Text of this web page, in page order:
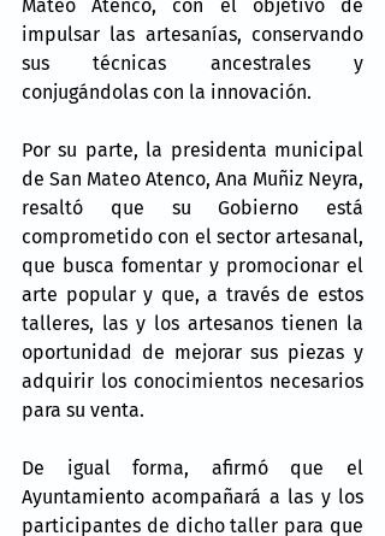
Mateo Atenco, con el objetivo de
impulsar las artesanías, conservando
sus técnicas ancestrales y
conjugándolas con la innovación.
Por su parte, la presidenta municipal
de San Mateo Atenco, Ana Muñiz Neyra,
resaltó que su Gobierno está
comprometido con el sector artesanal,
que busca fomentar y promocionar el
arte popular y que, a través de estos
talleres, las y los artesanos tienen la
oportunidad de mejorar sus piezas y
adquirir los conocimientos necesarios
para su venta.
De igual forma, afirmó que el
Ayuntamiento acompañará a las y los
participantes de dicho taller para que